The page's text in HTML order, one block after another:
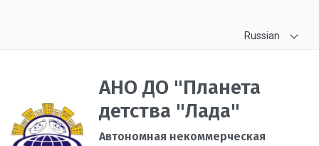
Russian
АНО ДО "Планета
детства "Лада"
Автономная некоммерческая